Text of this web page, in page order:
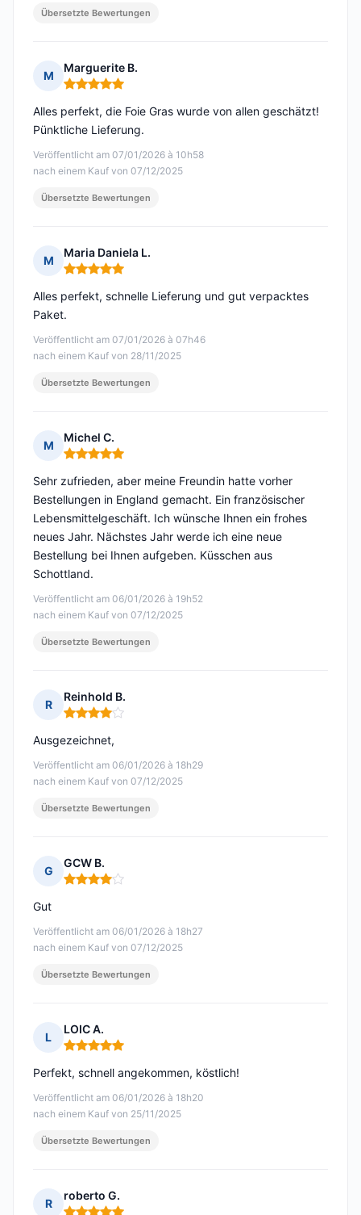
Übersetzte Bewertungen
M
Marguerite B.
Hinweis: 5 von 5
Veröffentlicht am 07/01/2026 à 10h58
nach einem Kauf von 07/12/2025
Alles perfekt, die Foie Gras wurde von allen geschätzt!
Pünktliche Lieferung.
Übersetzte Bewertungen
M
Maria Daniela L.
Hinweis: 5 von 5
Veröffentlicht am 07/01/2026 à 07h46
nach einem Kauf von 28/11/2025
Alles perfekt, schnelle Lieferung und gut verpacktes
Paket.
Übersetzte Bewertungen
M
Michel C.
Hinweis: 5 von 5
Veröffentlicht am 06/01/2026 à 19h52
nach einem Kauf von 07/12/2025
Sehr zufrieden, aber meine Freundin hatte vorher
Bestellungen in England gemacht. Ein französischer
Lebensmittelgeschäft. Ich wünsche Ihnen ein frohes
neues Jahr. Nächstes Jahr werde ich eine neue
Bestellung bei Ihnen aufgeben. Küsschen aus
Schottland.
Übersetzte Bewertungen
R
Reinhold B.
Hinweis: 4 von 5
Veröffentlicht am 06/01/2026 à 18h29
nach einem Kauf von 07/12/2025
Ausgezeichnet,
Übersetzte Bewertungen
G
GCW B.
Hinweis: 4 von 5
Veröffentlicht am 06/01/2026 à 18h27
nach einem Kauf von 07/12/2025
Gut
Übersetzte Bewertungen
L
LOIC A.
Hinweis: 5 von 5
Veröffentlicht am 06/01/2026 à 18h20
nach einem Kauf von 25/11/2025
Perfekt, schnell angekommen, köstlich!
Übersetzte Bewertungen
R
roberto G.